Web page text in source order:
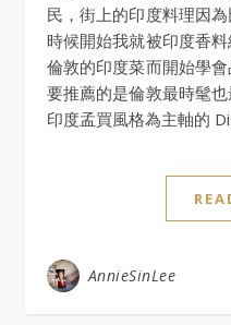
民，街上的印度料理因
時候開始我就被印度香
倫敦的印度菜而開始學
要推薦的是倫敦最時髦
印度孟買風格為主軸的
AnnieSinLee